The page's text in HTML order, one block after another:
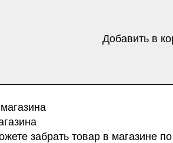
Добавить в
забрать товар в магазине